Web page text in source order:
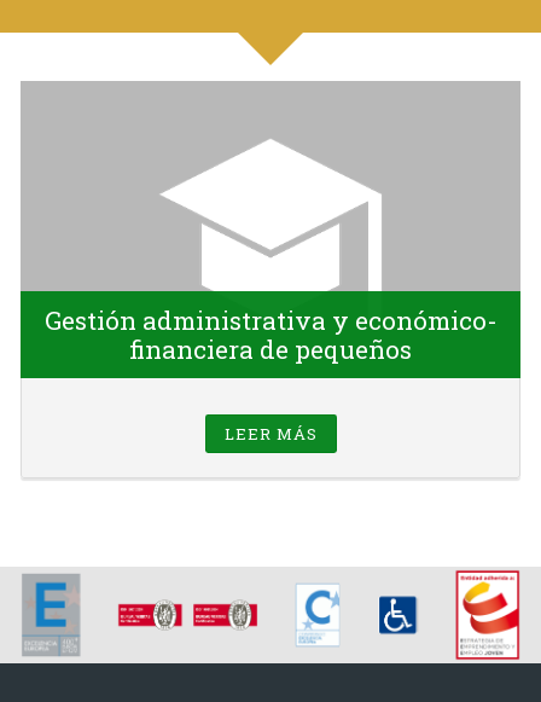
Gestión administrativa y económico-
financiera de pequeños
LEER MÁS